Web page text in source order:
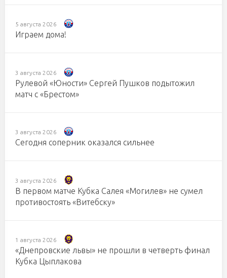
5 августа 2026
Играем дома!
3 августа 2026
Рулевой «Юности» Сергей Пушков подытожил
матч с «Брестом»
3 августа 2026
Сегодня соперник оказался сильнее
3 августа 2026
В первом матче Кубка Салея «Могилев» не сумел
противостоять «Витебску»
1 августа 2026
«Днепровские львы» не прошли в четверть финал
Кубка Цыплакова